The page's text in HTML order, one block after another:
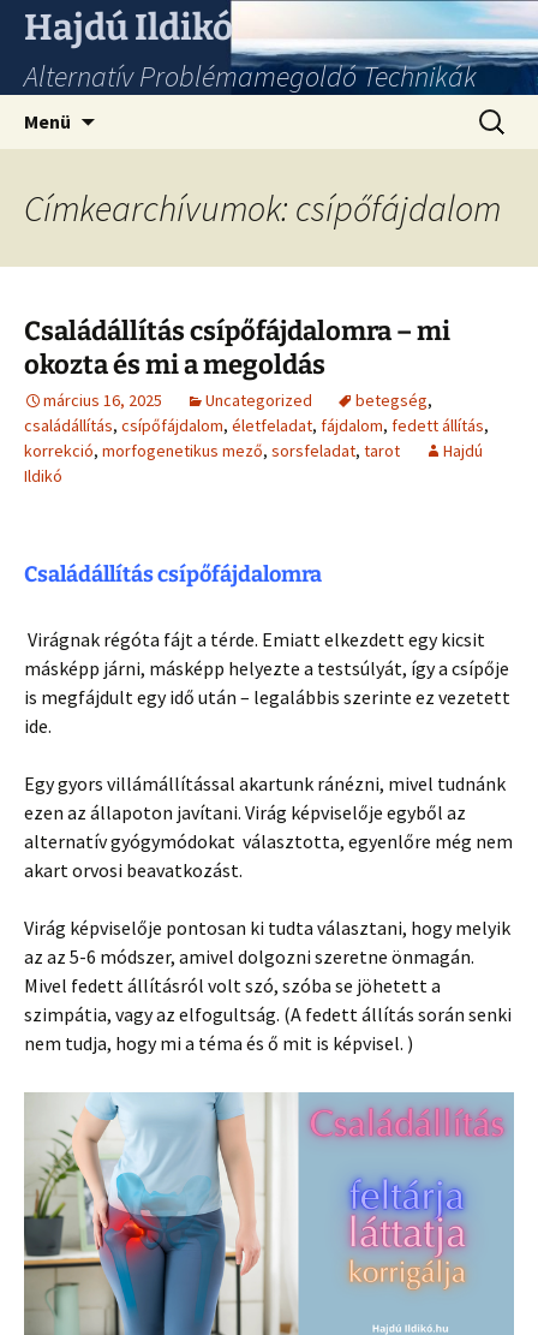
Hajdú Ildikó
Alternatív Problémamegoldó Technikák
Menü
Címkearchívumok: csípőfájdalom
Családállítás csípőfájdalomra – mi
okozta és mi a megoldás
március 16, 2025 Uncategorized betegség,
családállítás, csípőfájdalom, életfeladat, fájdalom, fedett állítás,
korrekció, morfogenetikus mező, sorsfeladat, tarot
Hajdú
Ildikó
Családállítás csípőfájdalomra
Virágnak régóta fájt a térde. Emiatt elkezdett egy kicsit
másképp járni, másképp helyezte a testsúlyát, így a csípője
is megfájdult egy idő után – legalábbis szerinte ez vezetett
ide.
Egy gyors villámállítással akartunk ránézni, mivel tudnánk
ezen az állapoton javítani. Virág képviselője egyből az
alternatív gyógymódokat választotta, egyenlőre még nem
akart orvosi beavatkozást.
Virág képviselője pontosan ki tudta választani, hogy melyik
az az 5-6 módszer, amivel dolgozni szeretne önmagán.
Mivel fedett állításról volt szó, szóba se jöhetett a
szimpátia, vagy az elfogultság. (A fedett állítás során senki
nem tudja, hogy mi a téma és ő mit is képvisel. )